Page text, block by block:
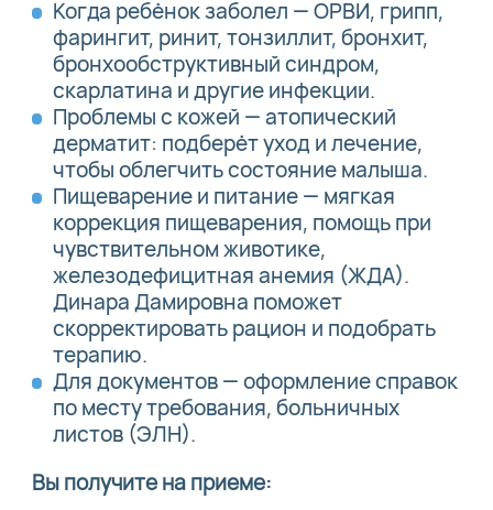
Когда ребёнок заболел — ОРВИ, грипп,
фарингит, ринит, тонзиллит, бронхит,
бронхообструктивный синдром,
скарлатина и другие инфекции.
Проблемы с кожей — атопический
дерматит: подберёт уход и лечение,
чтобы облегчить состояние малыша.
Пищеварение и питание — мягкая
коррекция пищеварения, помощь при
чувствительном животике,
железодефицитная анемия (ЖДА).
Динара Дамировна поможет
скорректировать рацион и подобрать
терапию.
Для документов — оформление справок
по месту требования, больничных
листов (ЭЛН).
Вы получите на приеме: